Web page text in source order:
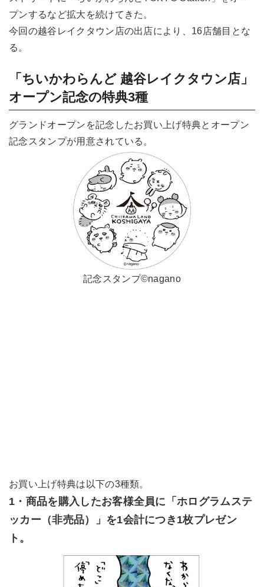
プンするなど拡大を続けてきた。
今回の越谷レイクタウン店の出店により、16店舗目とな
る。
「ちいかわらんど 越谷レイクタウン店」
オープン記念の特典3種
グランドオープンを記念したお買い上げ特典とオープン
記念スタンプが用意されている。
記念スタンプ©nagano
お買い上げ特典は以下の3種類。
1・商品を購入したお客様全員に「ホログラムステ
ッカー（非売品）」を1会計につき1枚プレゼン
ト。